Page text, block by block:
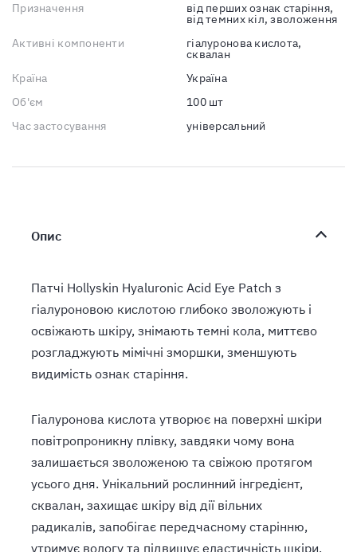
Призначення
від перших ознак старіння,
від темних кіл, зволоження
Активні компоненти
гіалуронова кислота,
сквалан
Країна
Україна
Об'єм
100 шт
Час застосування
універсальний
Опис
Патчі Hollyskin Hyaluronic Acid Eye Patch з
гіалуроновою кислотою глибоко зволожують і
освіжають шкіру, знімають темні кола, миттєво
розгладжують мімічні зморшки, зменшують
видимість ознак старіння.
Гіалуронова кислота утворює на поверхні шкіри
повітропроникну плівку, завдяки чому вона
залишається зволоженою та свіжою протягом
усього дня. Унікальний рослинний інгредієнт,
сквалан, захищає шкіру від дії вільних
радикалів, запобігає передчасному старінню,
утримує вологу та підвищує еластичність шкіри.